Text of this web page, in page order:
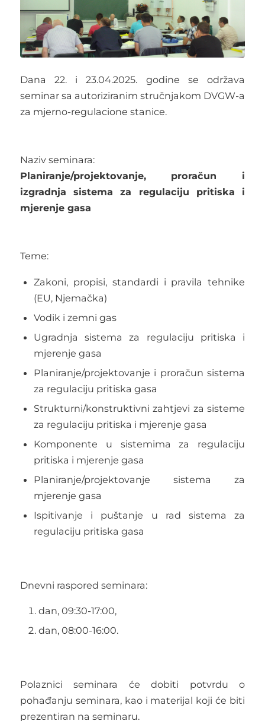
Dana 22. i 23.04.2025. godine se održava
seminar sa autoriziranim stručnjakom DVGW-a
za mjerno-regulacione stanice.
Naziv seminara:
Planiranje/projektovanje, proračun i
izgradnja sistema za regulaciju pritiska i
mjerenje gasa
Teme:
Zakoni, propisi, standardi i pravila tehnike
(EU, Njemačka)
Vodik i zemni gas
Ugradnja sistema za regulaciju pritiska i
mjerenje gasa
Planiranje/projektovanje i proračun sistema
za regulaciju pritiska gasa
Strukturni/konstruktivni zahtjevi za sisteme
za regulaciju pritiska i mjerenje gasa
Komponente u sistemima za regulaciju
pritiska i mjerenje gasa
Planiranje/projektovanje sistema za
mjerenje gasa
Ispitivanje i puštanje u rad sistema za
regulaciju pritiska gasa
Dnevni raspored seminara:
dan, 09:30-17:00,
dan, 08:00-16:00.
Polaznici seminara će dobiti potvrdu o
pohađanju seminara, kao i materijal koji će biti
prezentiran na seminaru.